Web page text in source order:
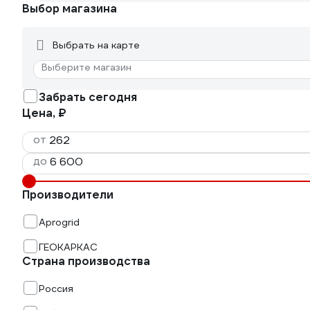
Выбор магазина
Выбрать на карте
Выберите магазин
Забрать сегодня
Цена, ₽
от
до
Производители
Aprogrid
ГЕОКАРКАС
Страна производства
Россия